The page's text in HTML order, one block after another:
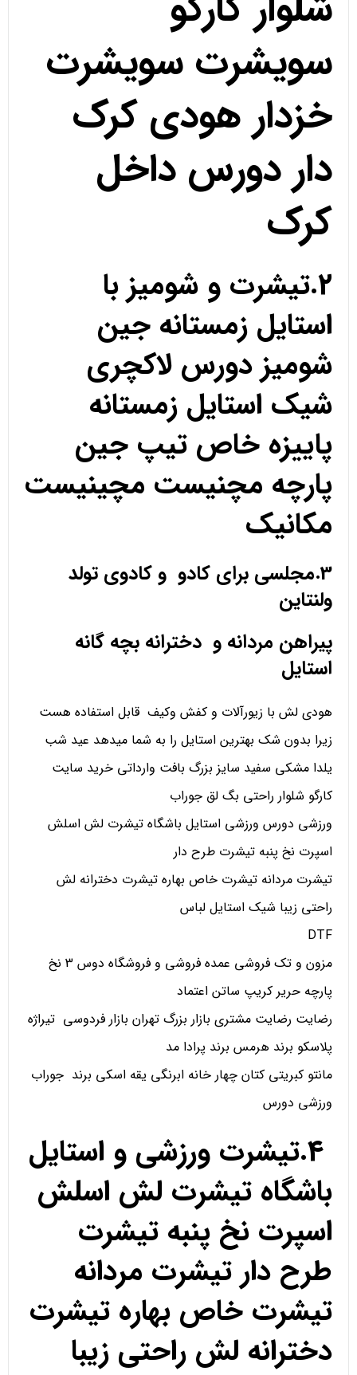
سویشرت سویشرت
خزدار هودی کرک
دار دورس داخل
کرک
2.تیشرت و شومیز با
استایل زمستانه جین
شومیز دورس لاکچری
شیک استایل زمستانه
پاییزه خاص تیپ جین
پارچه مچنیست مچینیست
مکانیک
3.مجلسی برای کادو و کادوی تولد
ولنتاین
پیراهن مردانه و دخترانه بچه گانه
استایل
هودی لش با زیورآلات و کفش وکیف قابل استفاده هست
زیرا بدون شک بهترین استایل را به شما میدهد عید شب
یلدا مشکی سفید سایز بزرگ بافت وارداتی خرید سایت
کارگو شلوار راحتی بگ لق جوراب
ورزشی دورس ورزشی استایل باشگاه تیشرت لش اسلش
اسپرت نخ پنبه تیشرت طرح دار
تیشرت مردانه تیشرت خاص بهاره تیشرت دخترانه لش
راحتی زیبا شیک استایل لباس
DTF
مزون و تک فروشی عمده فروشی و فروشگاه دوس 3 نخ
پارچه حریر کریپ ساتن اعتماد
رضایت رضایت مشتری بازار بزرگ تهران بازار فردوسی تیراژه
پلاسکو برند هرمس برند پرادا مد
مانتو کبریتی کتان چهار خانه ابرنگی یقه اسکی برند جوراب
ورزشی دورس
4.تیشرت ورزشی و استایل
باشگاه تیشرت لش اسلش
اسپرت نخ پنبه تیشرت
طرح دار تیشرت مردانه
تیشرت خاص بهاره تیشرت
دخترانه لش راحتی زیبا